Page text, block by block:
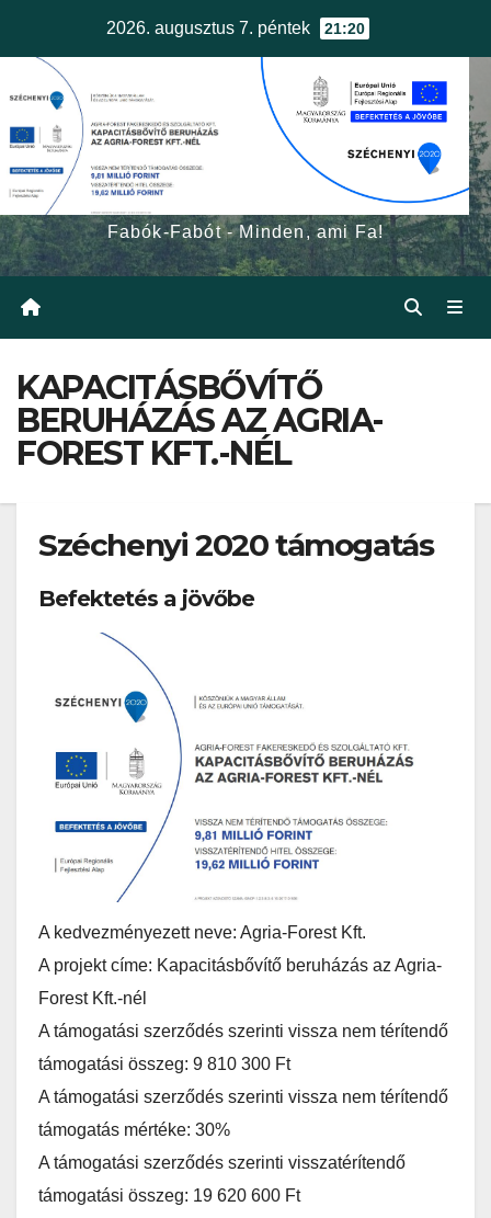
2026. augusztus 7. péntek 21:20
egerfa.hu
Fabók-Fabót - Minden, ami Fa!
KAPACITÁSBŐVÍTŐ
BERUHÁZÁS AZ AGRIA-
FOREST KFT.-NÉL
Széchenyi 2020 támogatás
Befektetés a jövőbe
A kedvezményezett neve: Agria-Forest Kft.
A projekt címe: Kapacitásbővítő beruházás az Agria-
Forest Kft.-nél
A támogatási szerződés szerinti vissza nem térítendő
támogatási összeg: 9 810 300 Ft
A támogatási szerződés szerinti vissza nem térítendő
támogatás mértéke: 30%
A támogatási szerződés szerinti visszatérítendő
támogatási összeg: 19 620 600 Ft